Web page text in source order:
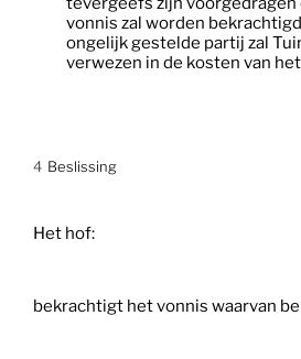
vonnis zal worden
ongelijk gestelde partij zal
verwezen in de kosten van
4 Beslissing
Het hof:
bekrachtigt het vonnis waarvan